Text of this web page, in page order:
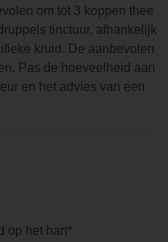
om tot 3 koppen thee
tinctuur, afhankelijk
kruid. De aanbevolen
Pas de hoeveelheid aan
en het advies van een
op het hart*